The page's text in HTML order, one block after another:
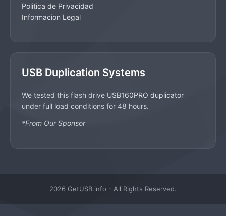
Politica de Privacidad
Informacion Legal
USB Duplication Systems
We tested this flash drive USB160PRO duplicator
under full load conditions for 48 hours.
*From Our Sponsor
2026 GetUSB.info - All Rights Reserved.